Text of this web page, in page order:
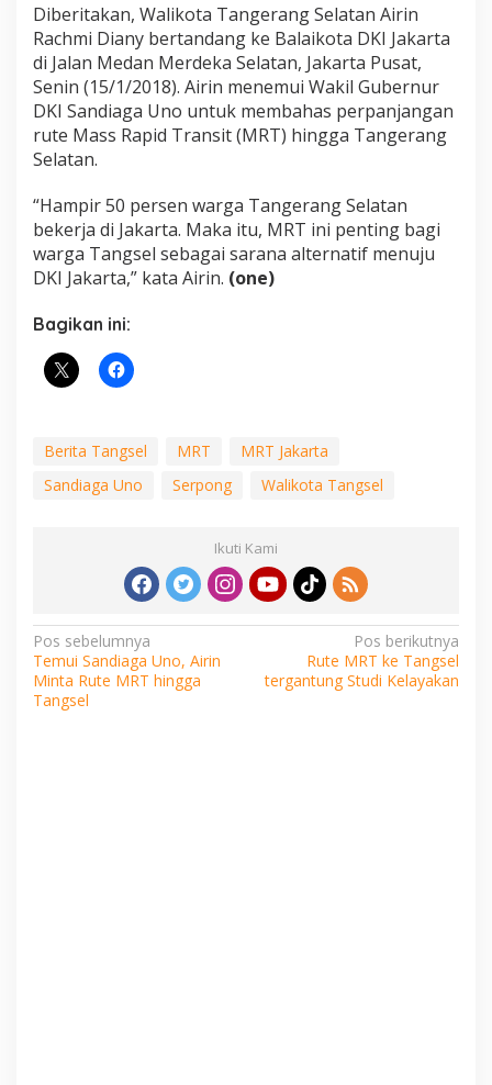
Diberitakan, Walikota Tangerang Selatan Airin
Rachmi Diany bertandang ke Balaikota DKI Jakarta
di Jalan Medan Merdeka Selatan, Jakarta Pusat,
Senin (15/1/2018). Airin menemui Wakil Gubernur
DKI Sandiaga Uno untuk membahas perpanjangan
rute Mass Rapid Transit (MRT) hingga Tangerang
Selatan.
“Hampir 50 persen warga Tangerang Selatan
bekerja di Jakarta. Maka itu, MRT ini penting bagi
warga Tangsel sebagai sarana alternatif menuju
DKI Jakarta,” kata Airin. (one)
Bagikan ini:
Berita Tangsel MRT
MRT Jakarta
Sandiaga Uno
Serpong Walikota Tangsel
Ikuti Kami
Navigasi
pos
Pos sebelumnya
Temui Sandiaga Uno, Airin
Minta Rute MRT hingga
Tangsel
Pos berikutnya
Rute MRT ke Tangsel
tergantung Studi Kelayakan